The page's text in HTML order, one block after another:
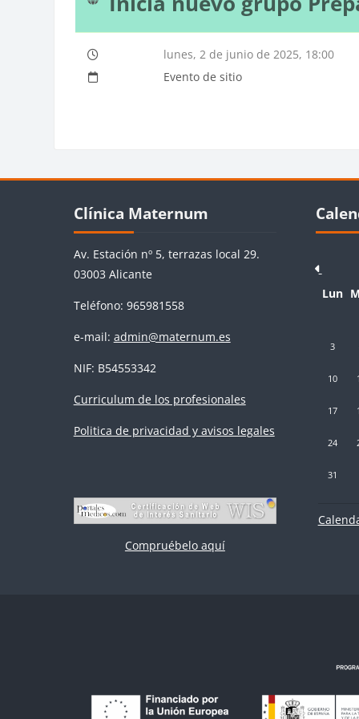
lunes, 2 de junio de 2025, 18:00
Evento de sitio
Bloques
Clínica Maternum
Av. Estación nº 5, terrazas local 29.
03003 Alicante
Teléfono: 965981558
e-mail: admin@maternum.es
NIF: B54553342
Curriculum de los profesionales
Politica de privacidad y avisos legales
Compruébelo aquí
Lunes
Lun
Sin
3
Sin
10
Sin
17
Sin
24
Sin
31